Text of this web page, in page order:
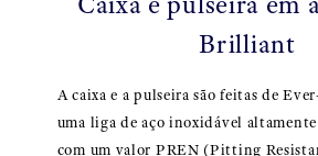
Brilliant
A caixa e a pulseira são feitas de
uma liga de aço inoxidável
com um valor PREN (Pitting